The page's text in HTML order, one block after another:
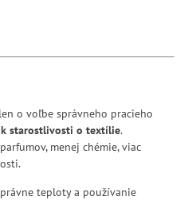
o voľbe správneho pracieho
starostlivosti o textílie.
menej chémie, viac
teploty a používanie